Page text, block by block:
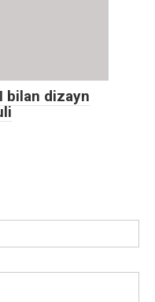
bilan dizayn